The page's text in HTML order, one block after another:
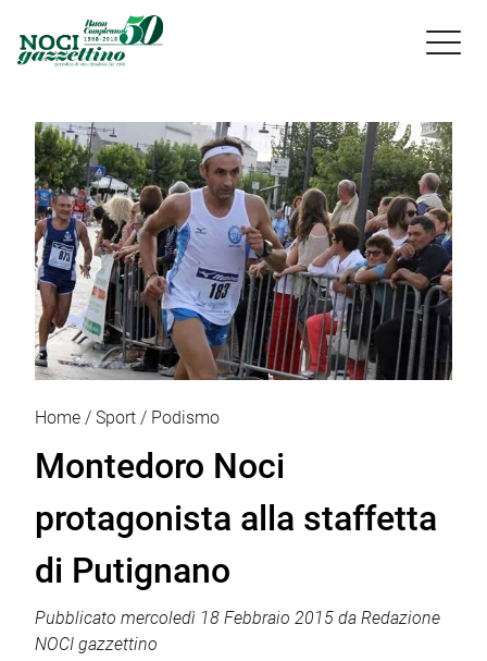

Home Sport Podismo
Montedoro Noci
protagonista alla staffetta
di Putignano
Pubblicato mercoledì 18 Febbraio 2015 da Redazione
NOCI gazzettino